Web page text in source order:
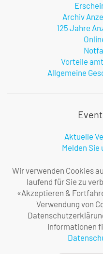
Archiv
125 Jahre
Vorteile
Allgemeine
Aktuelle
Melden Sie
Ihre
Wir verwenden Cookies
laufend für Sie zu
«Akzeptieren &
Verwendung von
Informationen